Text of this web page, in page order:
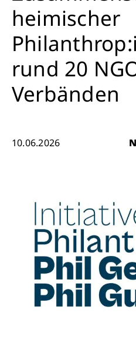
heimischer
rund 20
Verbänden
10.06.2026